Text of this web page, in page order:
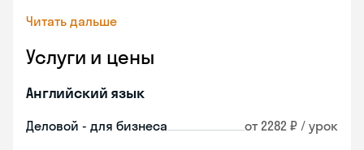
Читать дальше
Услуги и цены
Английский язык
Деловой - для бизнеса от 2282 ₽ / урок